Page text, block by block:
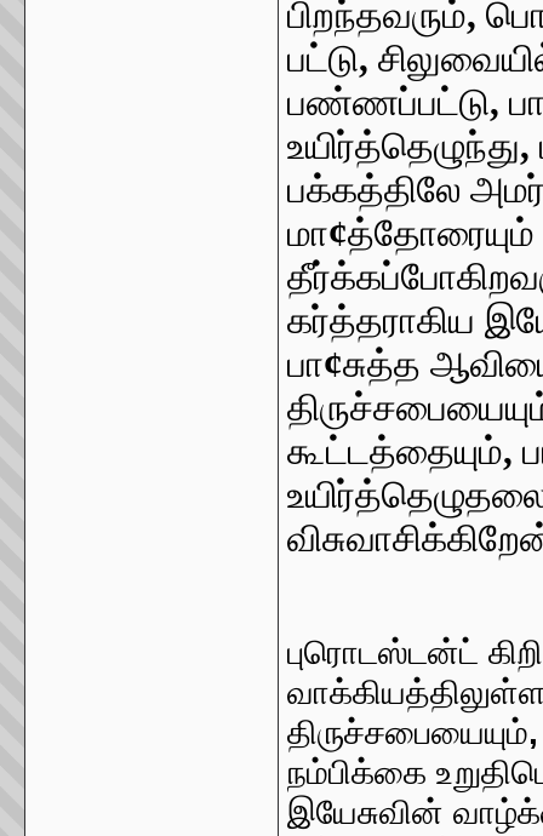
பிறந்தவரும்,
பட்டு,
பண்ணப்பட்டு,
உயிர்த்தெழுந்து,
பக்கத்திலே
மா¢த்தோரையும்
கர்த்தராகிய
பா¢சுத்த
கூட்டத்தையும்,
புரொடஸ்டன்ட்
திருச்சபையையும்
நம்பிக்கை
இயேசுவின்